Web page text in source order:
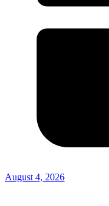
August 4, 2026